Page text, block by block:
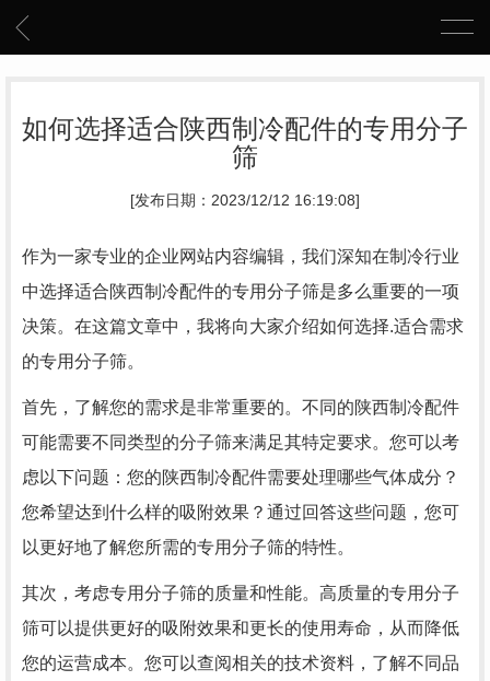
如何选择适合陕西制冷配件的专用分子
筛
[发布日期：2023/12/12 16:19:08]
作为一家专业的企业网站内容编辑，我们深知在制冷行业
中选择适合陕西制冷配件的专用分子筛是多么重要的一项
决策。在这篇文章中，我将向大家介绍如何选择.适合需求
的专用分子筛。
首先，了解您的需求是非常重要的。不同的陕西制冷配件
可能需要不同类型的分子筛来满足其特定要求。您可以考
虑以下问题：您的陕西制冷配件需要处理哪些气体成分？
您希望达到什么样的吸附效果？通过回答这些问题，您可
以更好地了解您所需的专用分子筛的特性。
其次，考虑专用分子筛的质量和性能。高质量的专用分子
筛可以提供更好的吸附效果和更长的使用寿命，从而降低
您的运营成本。您可以查阅相关的技术资料，了解不同品